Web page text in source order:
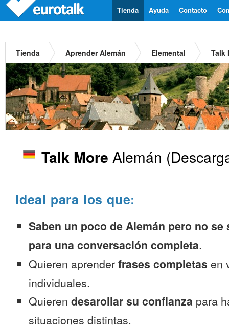
Contacto
Ayuda
Tienda
Tienda Aprender Alemán Elemental Talk
Talk More Alemán
Ideal para los que:
Saben un poco de Alemán pero no
para una conversación completa.
Quieren aprender frases completas en
individuales.
Quieren desarollar su confianza para
situaciones distintas.